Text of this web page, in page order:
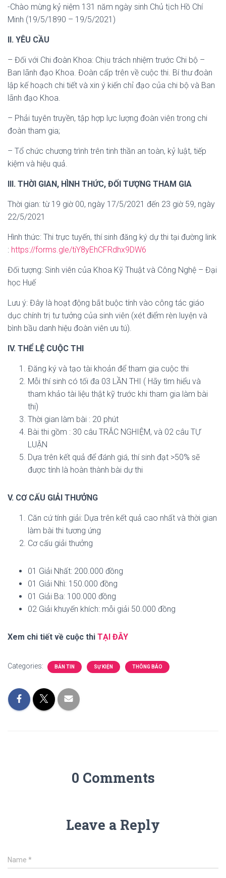
-Chào mừng kỷ niệm 131 năm ngày sinh Chủ tịch Hồ Chí
Minh (19/5/1890 – 19/5/2021)
II. YÊU CẦU
– Đối với Chi đoàn Khoa: Chịu trách nhiệm trước Chi bộ –
Ban lãnh đạo Khoa. Đoàn cấp trên về cuộc thi. Bí thư đoàn
lập kế hoạch chi tiết và xin ý kiến chỉ đạo của chi bộ và Ban
lãnh đạo Khoa.
– Phải tuyên truyền, tập hợp lực lượng đoàn viên trong chi
đoàn tham gia;
– Tổ chức chương trình trên tinh thần an toàn, kỷ luật, tiếp
kiệm và hiệu quả.
III. THỜI GIAN, HÌNH THỨC, ĐỐI TƯỢNG THAM GIA
Thời gian: từ 19 giờ 00, ngày 17/5/2021 đến 23 giờ 59, ngày
22/5/2021
Hình thức: Thi trực tuyến, thí sinh đăng ký dự thi tại đường link
: https://forms.gle/tiY8yEhCFRdhx9DW6
Đối tượng: Sinh viên của Khoa Kỹ Thuật và Công Nghệ – Đại
học Huế
Lưu ý: Đây là hoạt động bắt buộc tính vào công tác giáo
dục chính trị tư tưởng của sinh viên (xét điểm rèn luyện và
bình bầu danh hiệu đoàn viên ưu tú).
IV. THỂ LỆ CUỘC THI
Đăng ký và tạo tài khoản để tham gia cuộc thi
Mỗi thí sinh có tối đa 03 LẦN THI ( Hãy tìm hiểu và
tham khảo tài liệu thật kỹ trước khi tham gia làm bài
thi)
Thời gian làm bài : 20 phút
Bài thi gồm : 30 câu TRẮC NGHIỆM, và 02 câu TỰ
LUẬN
Dựa trên kết quả để đánh giá, thí sinh đạt >50% sẽ
được tính là hoàn thành bài dự thi
V. CƠ CẤU GIẢI THƯỞNG
Căn cứ tính giải: Dựa trên kết quả cao nhất và thời gian
làm bài thi tương ứng
Cơ cấu giải thưởng
01 Giải Nhất: 200.000 đồng
01 Giải Nhì: 150.000 đồng
01 Giải Ba: 100.000 đồng
02 Giải khuyến khích: mỗi giải 50.000 đồng
Xem chi tiết về cuộc thi TẠI ĐÂY
Categories: BẢN TIN SỰ KIỆN THÔNG BÁO
0 Comments
Leave a Reply
Name *